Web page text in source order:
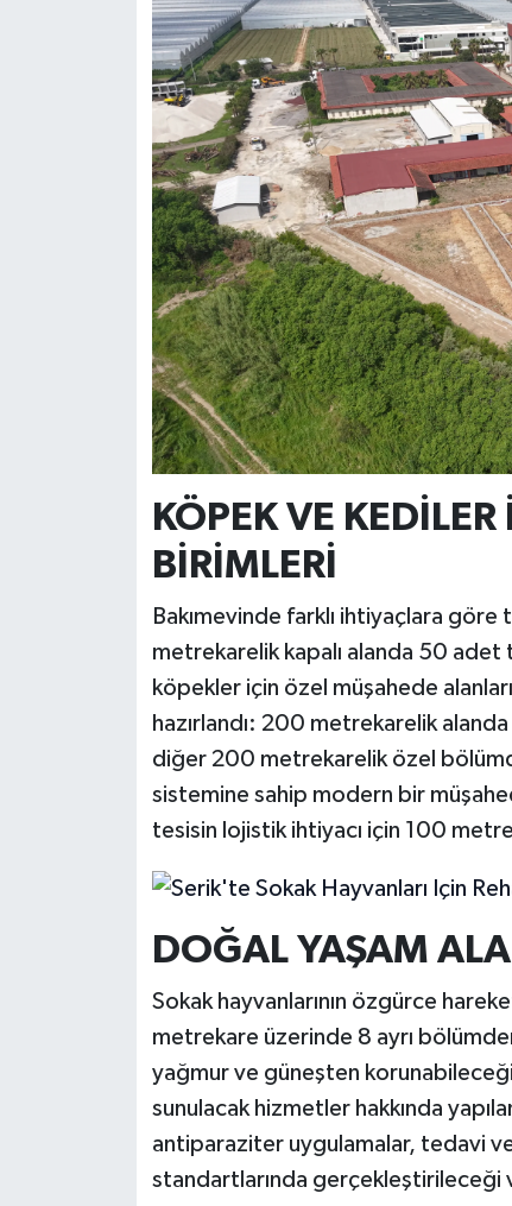
KÖPEK VE
BİRİMLERİ
Bakımevinde farklı ihtiyaçlara
metrekarelik kapalı alanda 50
köpekler için özel müşahede
hazırlandı: 200 metrekarelik
diğer 200 metrekarelik özel
sistemine sahip modern bir
tesisin lojistik ihtiyacı için 100
DOĞAL YAŞAM
Sokak hayvanlarının özgürce
metrekare üzerinde 8 ayrı
yağmur ve güneşten
sunulacak hizmetler hakkında
antiparaziter uygulamalar, tedavi
standartlarında gerçekleştirileceği